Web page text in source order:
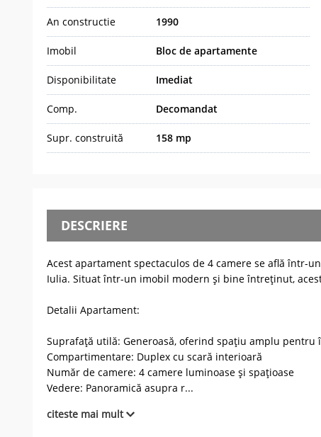
An constructie 1990
Imobil Bloc de apartamente
Disponibilitate Imediat
Comp. Decomandat
Supr. construită 158 mp
DESCRIERE
Acest apartament spectaculos de 4 camere se află într-
Iulia. Situat într-un imobil modern și bine întreținut,
Detalii Apartament:
Suprafață utilă: Generoasă, oferind spațiu amplu pentru
Compartimentare: Duplex cu scară interioară
Număr de camere: 4 camere luminoase și spațioase
Vedere: Panoramică asupra r...
citeste mai mult